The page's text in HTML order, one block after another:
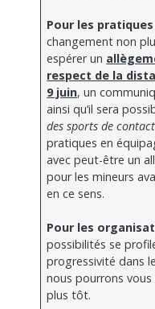
Pour les
changement non
espérer un
respect de la
9 juin, un
ainsi qu’il sera
des sports de
pratiques en
avec peut-être un
pour les mineurs
en ce sens.
Pour les
possibilités se
progressivité dans
nous pourrons
plus tôt.